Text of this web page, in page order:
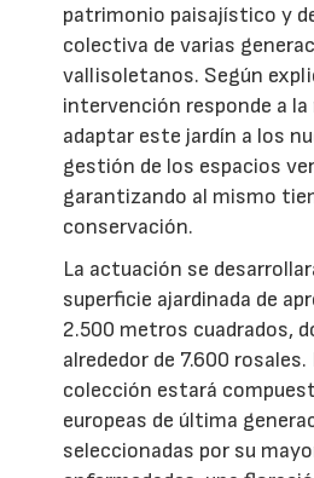
patrimonio paisajístico y
colectiva de varias
vallisoletanos. Según
intervención responde a la
adaptar este jardín a los
gestión de los espacios
garantizando al mismo
conservación.
La actuación se
superficie ajardinada de
2.500 metros cuadrados,
alrededor de 7.600 rosales.
colección estará
europeas de última
seleccionadas por su